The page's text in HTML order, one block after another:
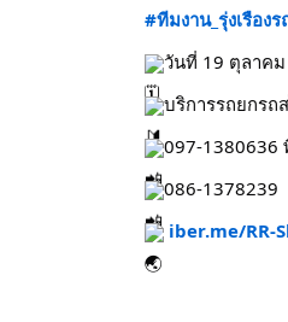
#ทีมงาน_รุ่งเรือง
วันที่ 19 ตุลาค
บริการรถยกรถ
097-1380636
086-1378239
iber.me/RR-